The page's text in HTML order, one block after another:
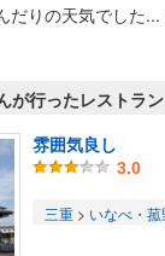
だりの天気でした...
が行ったレストラン
雰囲気良し
3.0
三重 > いなべ・菰